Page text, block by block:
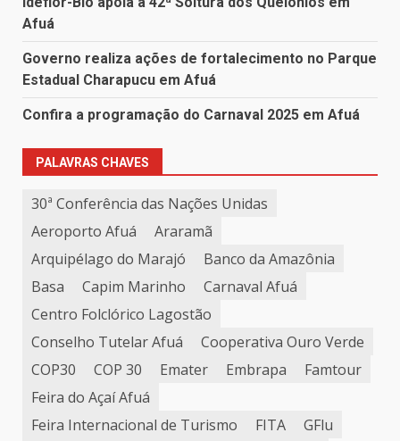
Afuá
Governo realiza ações de fortalecimento no Parque
Estadual Charapucu em Afuá
Confira a programação do Carnaval 2025 em Afuá
PALAVRAS CHAVES
30ª Conferência das Nações Unidas
Aeroporto Afuá
Araramã
Arquipélago do Marajó
Banco da Amazônia
Basa
Capim Marinho
Carnaval Afuá
Centro Folclórico Lagostão
Conselho Tutelar Afuá
Cooperativa Ouro Verde
COP30
COP 30 Emater Embrapa
Famtour
Feira do Açaí Afuá
Feira Internacional de Turismo
FITA
GFlu